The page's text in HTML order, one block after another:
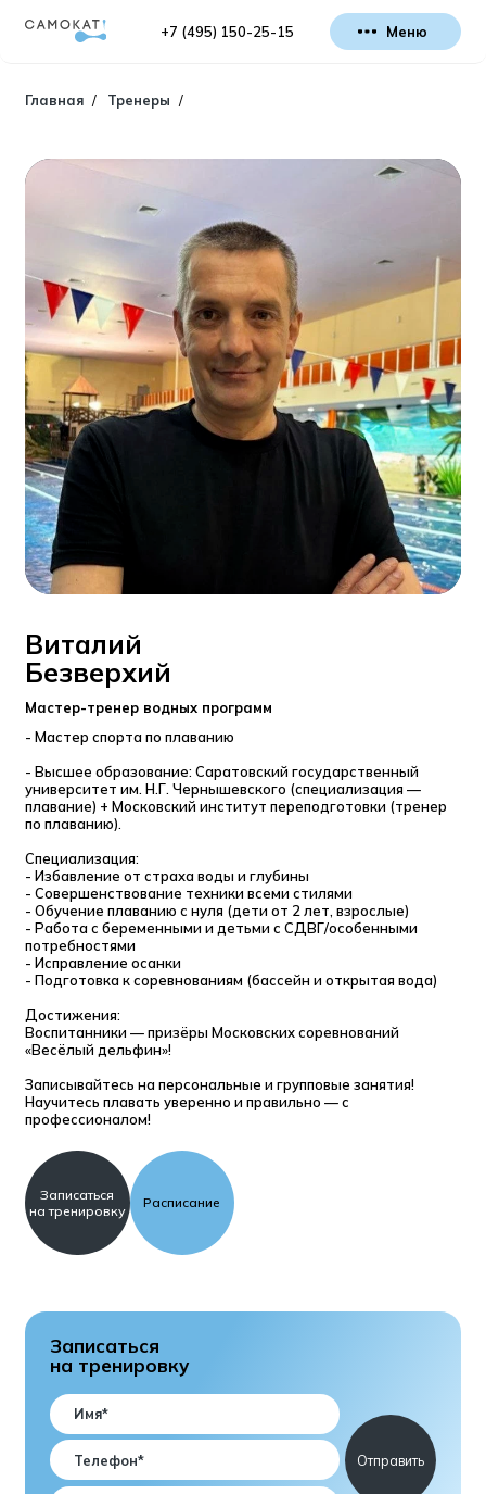
Меню
+7 (495) 150-25-15
Главная / Тренеры /
Виталий
Безверхий
Мастер-тренер водных программ
- Мастер спорта по плаванию
- Высшее образование: Саратовский государственный
университет им. Н.Г. Чернышевского (специализация —
плавание) + Московский институт переподготовки (тренер
по плаванию).
Специализация:
- Избавление от страха воды и глубины
- Совершенствование техники всеми стилями
- Обучение плаванию с нуля (дети от 2 лет, взрослые)
- Работа с беременными и детьми с СДВГ/особенными
потребностями
- Исправление осанки
- Подготовка к соревнованиям (бассейн и открытая вода)
Достижения:
Воспитанники — призёры Московских соревнований
«Весёлый дельфин»!
Записывайтесь на персональные и групповые занятия!
Научитесь плавать уверенно и правильно — с
профессионалом!
Записаться
на тренировку
Расписание
Записаться
на тренировку